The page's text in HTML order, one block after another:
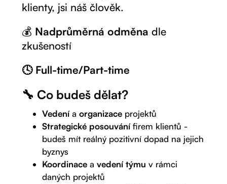
klienty, jsi náš člověk.
💰 Nadprůměrná odměna dle
zkušeností
🕓 Full-time/Part-time
🔧 Co budeš dělat?
Vedeníaorganizace projektů
Strategické posouvánífirem klientů -
budeš mít reálný pozitivní dopad na jejich
byznys
Koordinace avedení týmu v rámci
daných projektů